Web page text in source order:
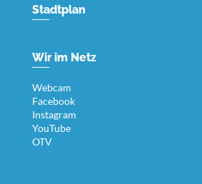
Stadtplan
Wir im Netz
Webcam
Facebook
Instagram
YouTube
OTV